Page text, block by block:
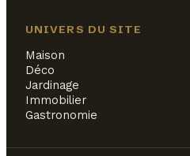
UNIVERS DU SITE
Maison
Déco
Jardinage
Immobilier
Gastronomie